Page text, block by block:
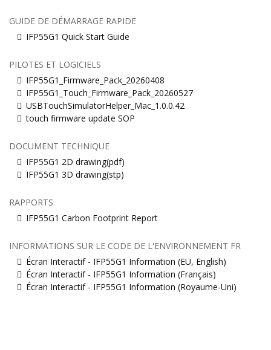
GUIDE DE DÉMARRAGE RAPIDE
IFP55G1 Quick Start Guide
PILOTES ET LOGICIELS
IFP55G1_Firmware_Pack_20260408
IFP55G1_Touch_Firmware_Pack_20260527
USBTouchSimulatorHelper_Mac_1.0.0.42
touch firmware update SOP
DOCUMENT TECHNIQUE
IFP55G1 2D drawing(pdf)
IFP55G1 3D drawing(stp)
RAPPORTS
IFP55G1 Carbon Footprint Report
INFORMATIONS SUR LE CODE DE L'ENVIRONNEMENT FR
Écran Interactif - IFP55G1 Information (EU, English)
Écran Interactif - IFP55G1 Information (Français)
Écran Interactif - IFP55G1 Information (Royaume-Uni)